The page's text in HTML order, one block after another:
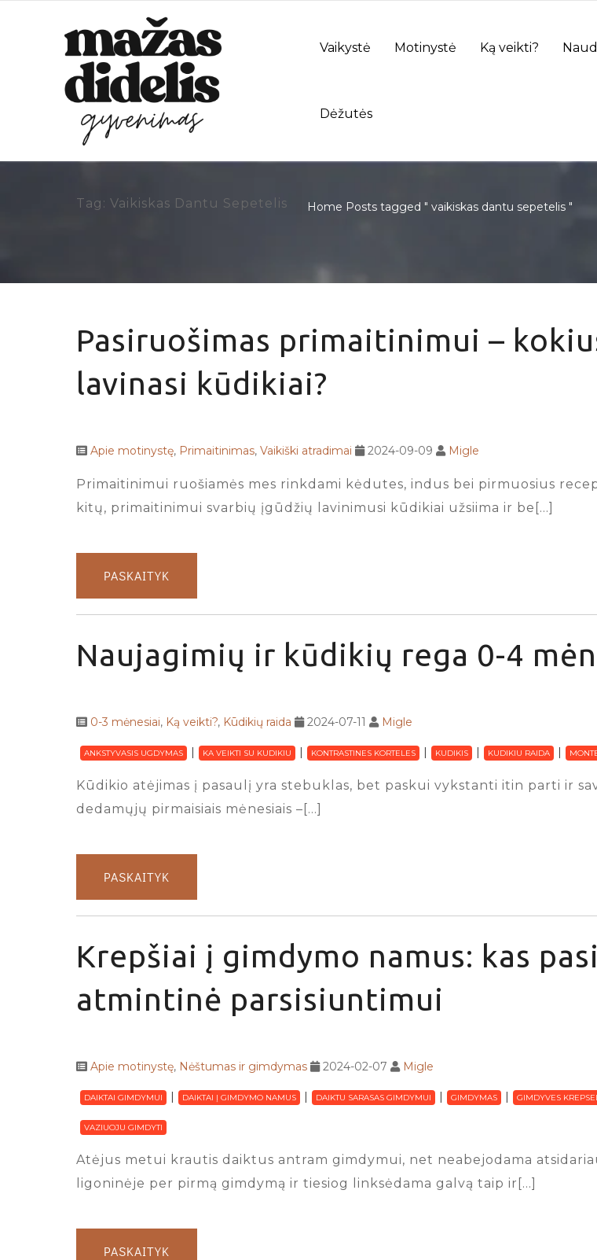
Vaikystė Motinystė Ką veikti?
Dėžutės
Tag: Vaikiskas Dantu Sepetelis Home Posts tagged " vaikiskas dantu sepetelis "
Pasiruošimas primaitinimui –
lavinasi kūdikiai?
Apie motinystę, Primaitinimas, Vaikiški atradimai 2024-09-09 Migle
Primaitinimui ruošiamės mes rinkdami kėdutes, indus bei pirmuosius
kitų, primaitinimui svarbių įgūdžių lavinimusi kūdikiai užsiima ir be[…]
PASKAITYK
Naujagimių ir kūdikių rega 0-4
0-3 mėnesiai, Ką veikti?, Kūdikių raida 2024-07-11 Migle
ANKSTYVASIS UGDYMAS KA VEIKTI SU KUDIKIU KONTRASTINES KORTELES KUDIKIS KUDIKIU RAIDA
Kūdikio atėjimas į pasaulį yra stebuklas, bet paskui vykstanti itin parti ir
dedamųjų pirmaisiais mėnesiais –[…]
PASKAITYK
Krepšiai į gimdymo namus: kas
atmintinė parsisiuntimui
Apie motinystę, Nėštumas ir gimdymas 2024-02-07 Migle
DAIKTAI GIMDYMUI DAIKTAI Į GIMDYMO NAMUS DAIKTU SARASAS GIMDYMUI GIMDYMAS GIMDYVES
VAZIUOJU GIMDYTI
Atėjus metui krautis daiktus antram gimdymui, net neabejodama
ligoninėje per pirmą gimdymą ir tiesiog linksėdama galvą taip ir[…]
PASKAITYK